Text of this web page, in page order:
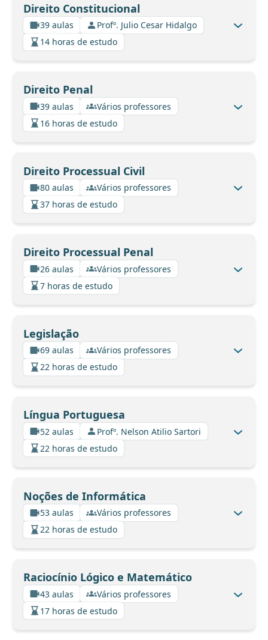
Direito Constitucional
39 aulas
Profº. Julio Cesar Hidalgo
14 horas de estudo
Direito Penal
39 aulas
Vários professores
16 horas de estudo
Direito Processual Civil
80 aulas
Vários professores
37 horas de estudo
Direito Processual Penal
26 aulas
Vários professores
7 horas de estudo
Legislação
69 aulas
Vários professores
22 horas de estudo
Língua Portuguesa
52 aulas
Profº. Nelson Atilio Sartori
22 horas de estudo
Noções de Informática
53 aulas
Vários professores
22 horas de estudo
Raciocínio Lógico e Matemático
43 aulas
Vários professores
17 horas de estudo